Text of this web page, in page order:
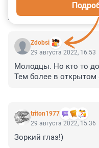
КОММЕНТАРИИ 7
Zdobsi
29 августа 2022, 16:53
Молодцы. Но кто то
Тем более в
triton1977
29 августа 2022, 15:36
Зоркий глаз!)